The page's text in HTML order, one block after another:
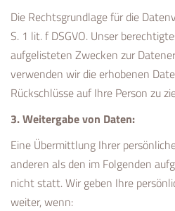
Die Rechtsgrundlage für die
S. 1 lit. f DSGVO. Unser
aufgelisteten Zwecken zur
verwenden wir die erhobenen
Rückschlüsse auf Ihre Person zu
3. Weitergabe von Daten:
Eine Übermittlung Ihrer
anderen als den im Folgenden
nicht statt. Wir geben Ihre
weiter, wenn: